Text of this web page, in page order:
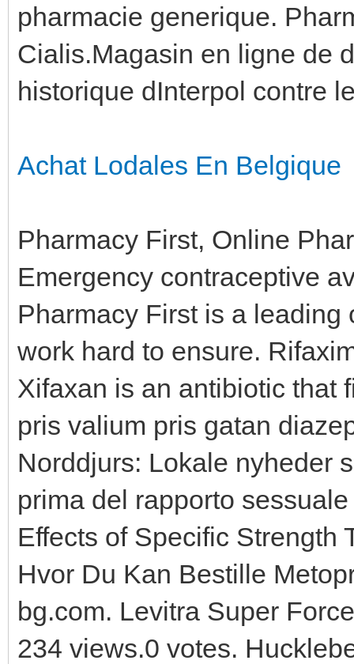
pharmacie generique.
Cialis.Magasin en ligne de
historique dInterpol contre
Achat Lodales En Belgique
Pharmacy First, Online
Emergency contraceptive
Pharmacy First is a
work hard to ensure.
Xifaxan is an antibiotic that
pris valium pris gatan
Norddjurs: Lokale nyheder
prima del rapporto
Effects of Specific Strength
Hvor Du Kan Bestille
bg.com. Levitra Super
234 views.0 votes.